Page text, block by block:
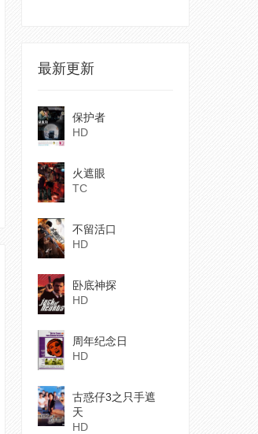
最新更新
保护者
HD
火遮眼
TC
不留活口
HD
卧底神探
HD
周年纪念日
HD
古惑仔3之只手遮
天
HD